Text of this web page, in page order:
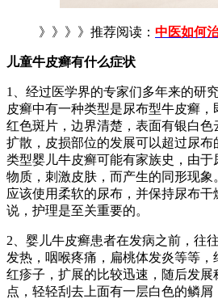
》》》》推荐阅读： 中医如何
儿童牛皮癣有什么症状
1、经过医学界的专家们多年来的研
皮癣中有一种类型是尿布型牛皮癣
红色斑片，边界清楚，表面有银白
扩散，皮损部位的发展可以超过尿
类型婴儿牛皮癣可能有家族史，由
物质，刺激皮肤，而产生的同形现
应该使用柔软的尿布，并保持尿布
说，护理是至关重要的。
2、婴儿牛皮癣患者在发病之前，往
发热，咽喉疼痛，扁桃体发炎等等，
红疹子，扩展的比较迅速，随后发
点，轻轻刮去上面有一层白色的鳞屑